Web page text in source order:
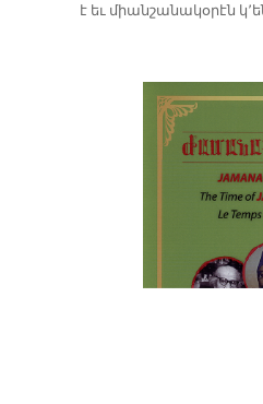
է եւ միանշանակօրէն